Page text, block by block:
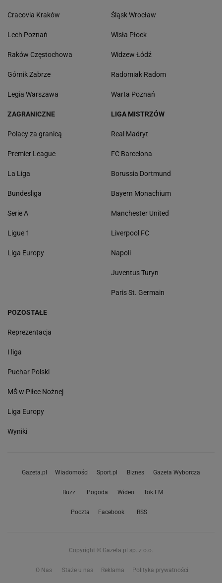
Cracovia Kraków
Lech Poznań
Raków Częstochowa
Górnik Zabrze
Legia Warszawa
Śląsk Wrocław
Wisła Płock
Widzew Łódź
Radomiak Radom
Warta Poznań
ZAGRANICZNE
Polacy za granicą
Premier League
La Liga
Bundesliga
Serie A
Ligue 1
Liga Europy
LIGA MISTRZÓW
Real Madryt
FC Barcelona
Borussia Dortmund
Bayern Monachium
Manchester United
Liverpool FC
Napoli
Juventus Turyn
Paris St. Germain
POZOSTAŁE
Reprezentacja
I liga
Puchar Polski
MŚ w Piłce Nożnej
Liga Europy
Wyniki
Gazeta.pl Wiadomości Sport.pl Biznes Gazeta Wyborcza
Buzz Pogoda Wideo Tok.FM
Poczta Facebook RSS
Copyright © Gazeta.pl sp. z o.o.
O Nas Staże u nas Reklama Polityka prywatności